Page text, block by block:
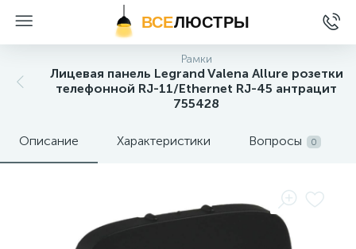
ВСЕЛЮСТРЫ
Рамки
Лицевая панель Legrand Valena Allure розетки
телефонной RJ-11/Ethernet RJ-45 антрацит
755428
Описание Характеристики Вопросы 0